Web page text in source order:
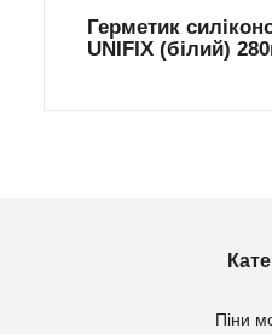
Герметик
UNIFIX (білий)
Піни